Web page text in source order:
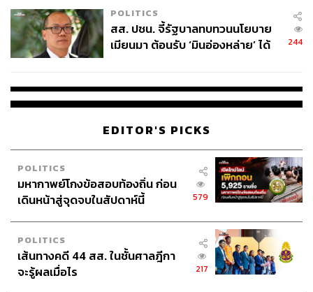
POLITICS
สส. ปชน. จี้รัฐบาลทบทวนนโยบาย
เมียนมา ต้อนรับ ‘มินอ่องหล่าย’ ได้
244
EDITOR'S PICKS
POLITICS
มหากาพย์โกงข้อสอบท้องถิ่น ก่อน
เดินหน้าสู่จุดจบในสัปดาห์นี้
579
POLITICS
เส้นทางคดี 44 สส. ในชั้นศาลฎีกา
จะรู้ผลเมื่อไร
217